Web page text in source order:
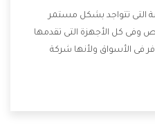
التى تتواجد بشكل مستمر
وفى كل الأجهزة التى تقدمها
فى الأسواق ولأنها شركة
التى تسهل على